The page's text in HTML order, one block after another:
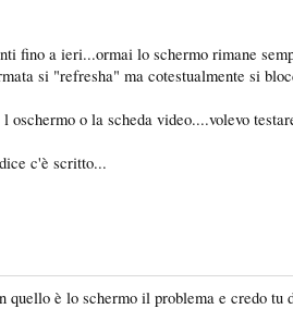
fino a ieri...ormai lo schermo rimane
si "refresha" ma cotestualmente si
oschermo o la scheda video....volevo
c'è scritto...
è lo schermo il problema e credo